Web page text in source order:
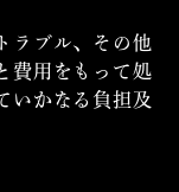
ラブル、その他
費用をもって処
いかなる負担及